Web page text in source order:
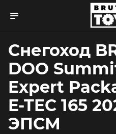
Снегоход
DOO
Expert
E-TEC 165
ЭПСМ